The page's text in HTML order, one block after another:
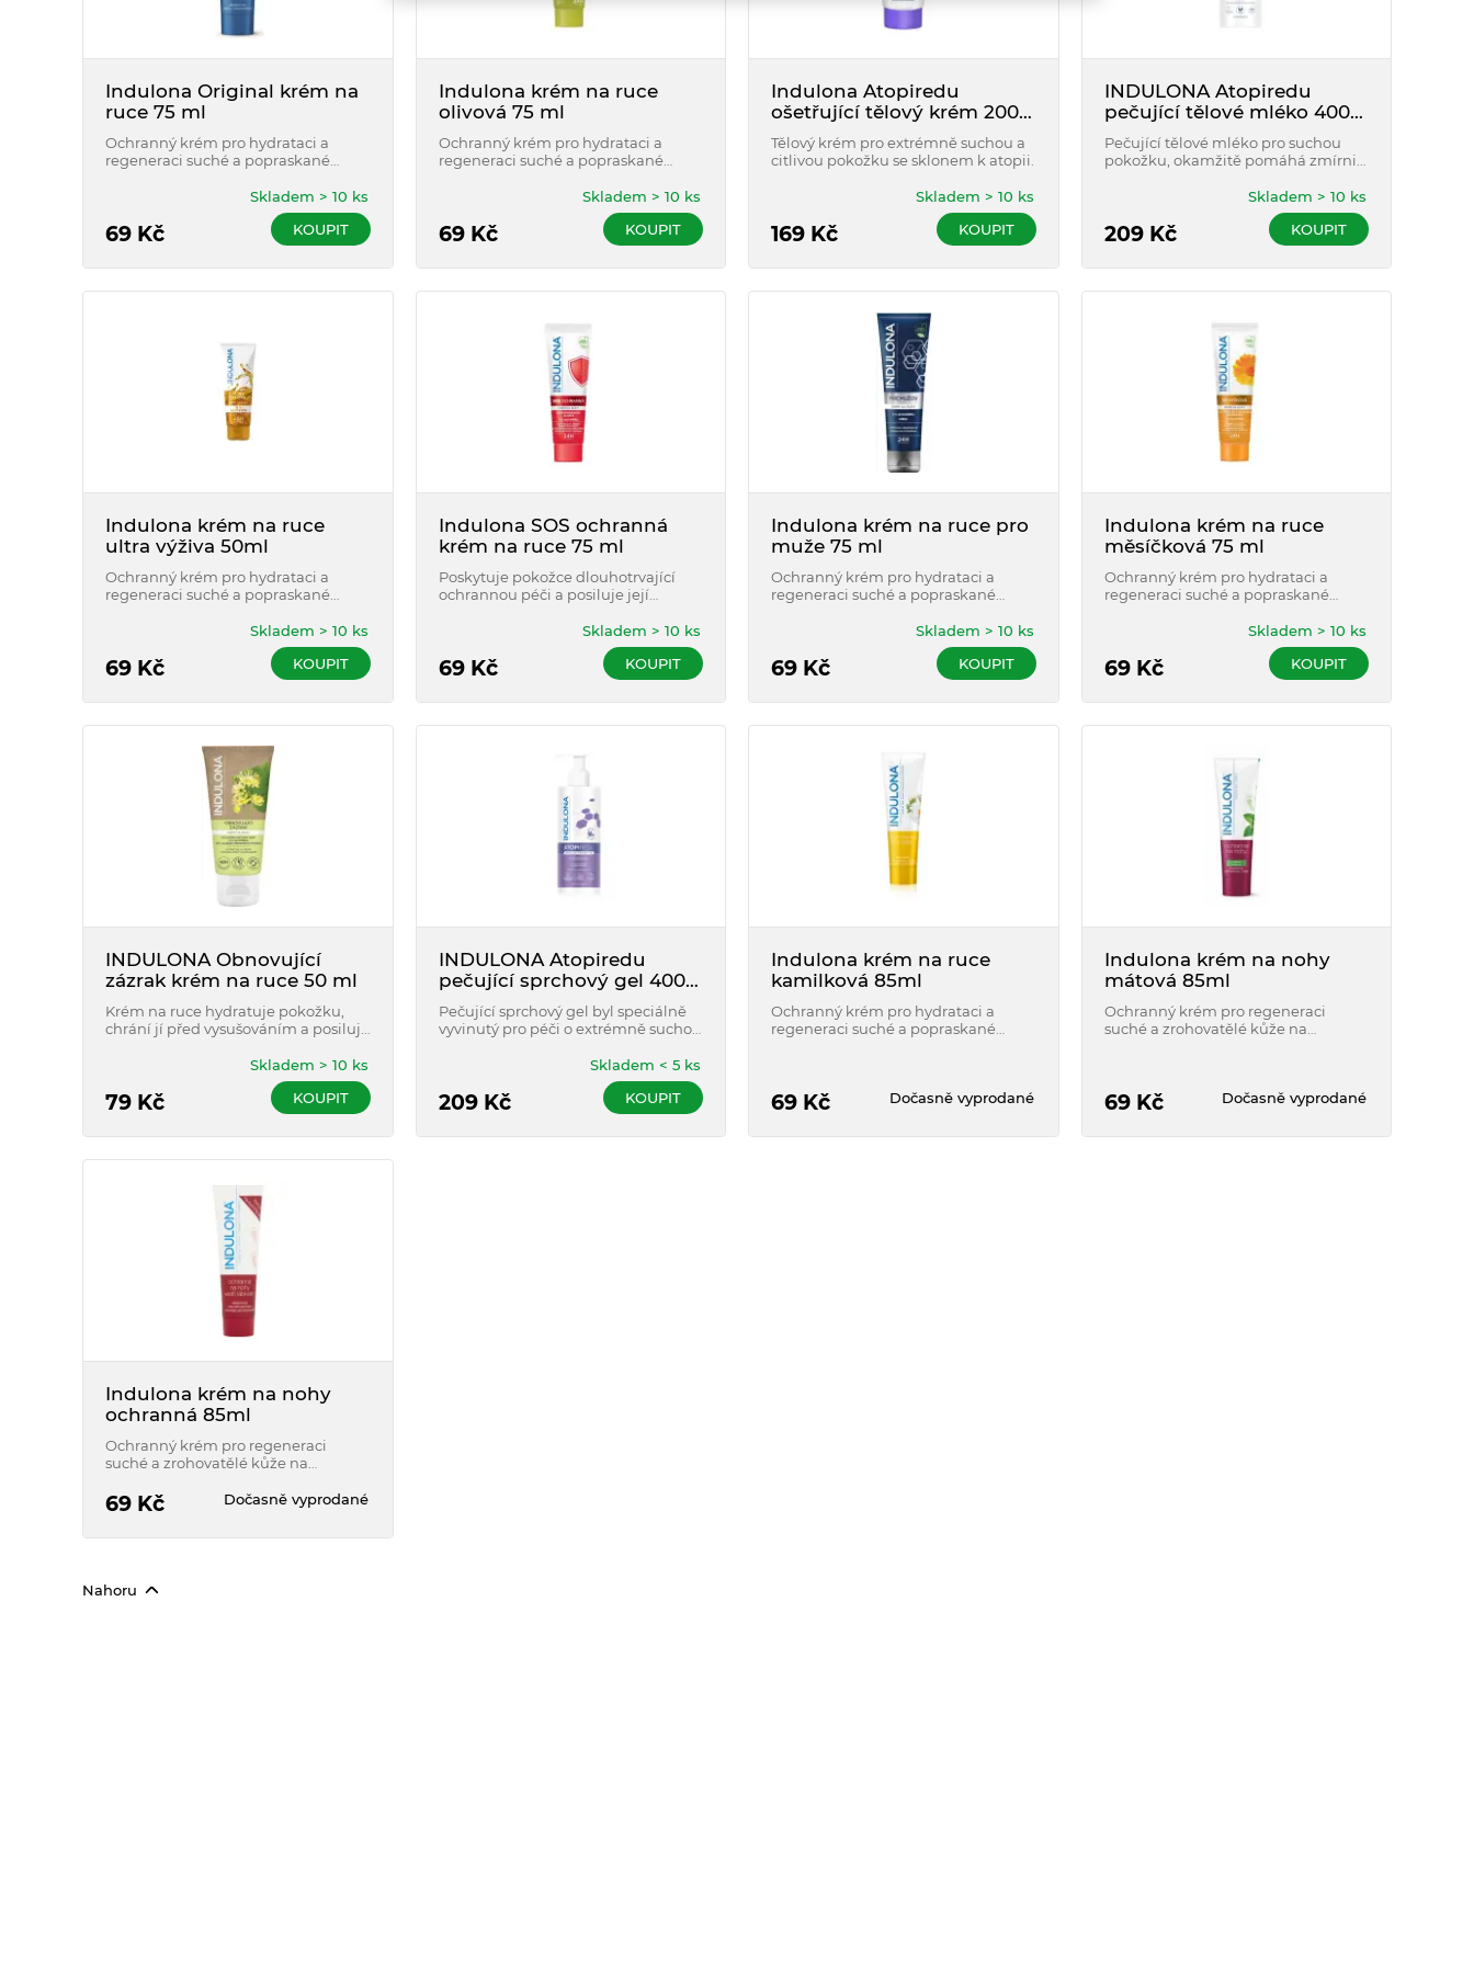
Indulona Original krém na
ruce 75 ml
Ochranný krém pro hydrataci a
regeneraci suché a popraskané
69 Kč
Skladem > 10 ks
KOUPIT
Indulona krém na ruce
olivová 75 ml
Ochranný krém pro hydrataci a
regeneraci suché a popraskané
69Kč
Skladem > 10 ks
KOUPIT
Indulona Atopiredu
ošetřující tělový krém 200
ml
Tělový krém pro extrémně suchou a
citlivou pokožku se sklonem k atopii.
169 Kč
Skladem > 10 ks
KOUPIT
INDULONA Atopiredu
pečující tělové mléko 400
ml
Pečující tělové mléko pro suchou
pokožku, okamžitě pomáhá zmírnit
209Kč
Skladem > 10 ks
KOUPIT
Indulona krém na ruce
ultra výživa 50ml
Ochranný krém pro hydrataci a
regeneraci suché a popraskané
glycerinu! Hydratace až na 48 hodin!
69 Kč
Skladem > 10 ks
KOUPIT
Indulona SOS ochranná
krém na ruce 75 ml
Poskytuje pokožce dlouhotrvající
ochrannou péči a posiluje její
69Kč
Skladem > 10 ks
KOUPIT
Indulona krém na ruce pro
muže 75 ml
Ochranný krém pro hydrataci a
regeneraci suché a popraskané
69 Kč
Skladem > 10 ks
KOUPIT
Indulona krém na ruce
měsíčková 75 ml
Ochranný krém pro hydrataci a
regeneraci suché a popraskané
69Kč
Skladem > 10 ks
KOUPIT
INDULONA Obnovující
zázrak krém na ruce 50 ml
Krém na ruce hydratuje pokožku,
chrání jí před vysušováním a posiluje
79 Kč
Skladem > 10 ks
KOUPIT
INDULONA Atopiredu
pečující sprchový gel 400
ml
Pečující sprchový gel byl speciálně
vyvinutý pro péči o extrémně suchou
209Kč
Skladem < 5 ks
KOUPIT
Indulona krém na ruce
kamilková 85ml
Ochranný krém pro hydrataci a
regeneraci suché a popraskané
69 Kč Dočasně vyprodané
Indulona krém na nohy
mátová 85ml
Ochranný krém pro regeneraci
suché a zrohovatělé kůže na
69Kč Dočasně vyprodané
Indulona krém na nohy
ochranná 85ml
Ochranný krém pro regeneraci
suché a zrohovatělé kůže na
69 Kč Dočasně vyprodané
Nahoru